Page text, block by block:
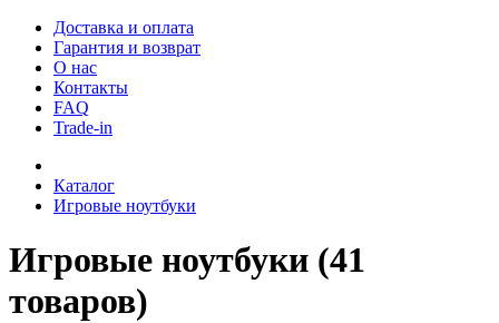
Доставка и оплата
Гарантия и возврат
О нас
Контакты
FAQ
Trade-in
Каталог
Игровые ноутбуки
Игровые ноутбуки (41
товаров)